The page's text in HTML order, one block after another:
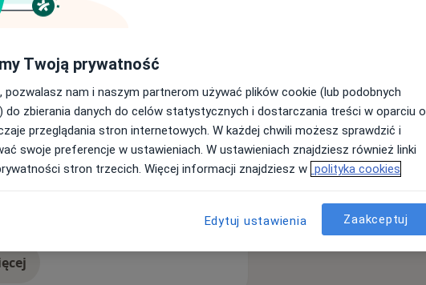
ortopedia i traumatologia narządu
i Ortopedii w Wojskowym
Klinicznym MON w Warszawie.
w Centrum Medycznym LUX MED
Szpitalu Chirurgii
Fracture Management
Twoją prywatność
pozwalasz nam i naszym partnerom używać plików cookie (lub podobnych
do zbierania danych do celów statystycznych i dostarczania treści w oparciu o
przeglądania stron internetowych. W każdej chwili możesz sprawdzić i
swoje preferencje w ustawieniach. W ustawieniach znajdziesz również linki
stron trzecich. Więcej informacji znajdziesz w polityka cookies
Edytuj ustawienia Zaakceptuj